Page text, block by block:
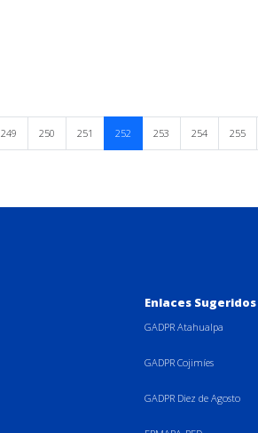
249 250 251 252 253 254 255
Enlaces Sugeridos
GADPR Atahualpa
GADPR Cojimíes
GADPR Diez de Agosto